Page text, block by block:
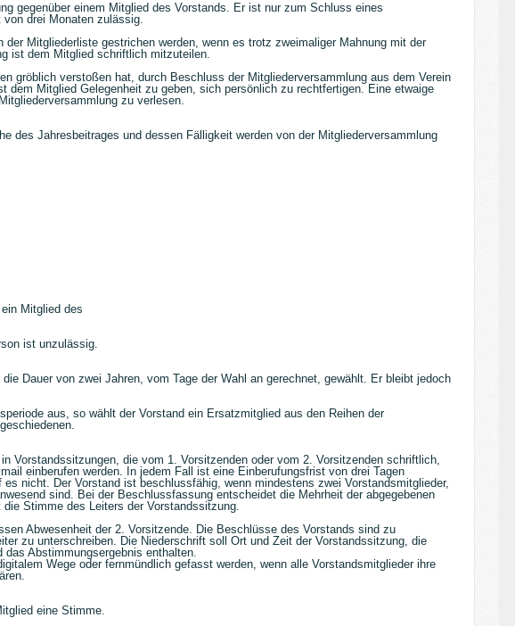
gegenüber einem Mitglied des Vorstands. Er ist nur zum Schluss eines
von drei Monaten zulässig.
Mitgliederliste gestrichen werden, wenn es trotz zweimaliger Mahnung mit der
ist dem Mitglied schriftlich mitzuteilen.
gröblich verstoßen hat, durch Beschluss der Mitgliederversammlung aus dem Verein
dem Mitglied Gelegenheit zu geben, sich persönlich zu rechtfertigen. Eine etwaige
zu verlesen.
des Jahresbeitrages und dessen Fälligkeit werden von der Mitgliederversammlung
Mitglied des
ist unzulässig.
Dauer von zwei Jahren, vom Tage der Wahl an gerechnet, gewählt. Er bleibt jedoch
aus, so wählt der Vorstand ein Ersatzmitglied aus den Reihen der
Vorstandssitzungen, die vom 1. Vorsitzenden oder vom 2. Vorsitzenden schriftlich,
einberufen werden. In jedem Fall ist eine Einberufungsfrist von drei Tagen
nicht. Der Vorstand ist beschlussfähig, wenn mindestens zwei Vorstandsmitglieder,
sind. Bei der Beschlussfassung entscheidet die Mehrheit der abgegebenen
Stimme des Leiters der Vorstandssitzung.
Abwesenheit der 2. Vorsitzende. Die Beschlüsse des Vorstands sind zu
zu unterschreiben. Die Niederschrift soll Ort und Zeit der Vorstandssitzung, die
das Abstimmungsergebnis enthalten.
Wege oder fernmündlich gefasst werden, wenn alle Vorstandsmitglieder ihre
eine Stimme.